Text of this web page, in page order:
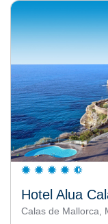
Hotel Alua
Calas de Mallorca,